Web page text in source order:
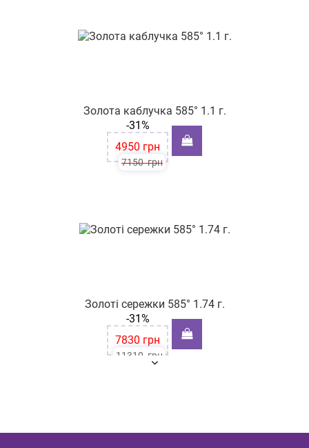
Золота каблучка 585° 1.1 г.
7150грн
-31%
4950 грн
Золоті сережки 585° 1.74 г.
11310 грн
-31%
7830 грн